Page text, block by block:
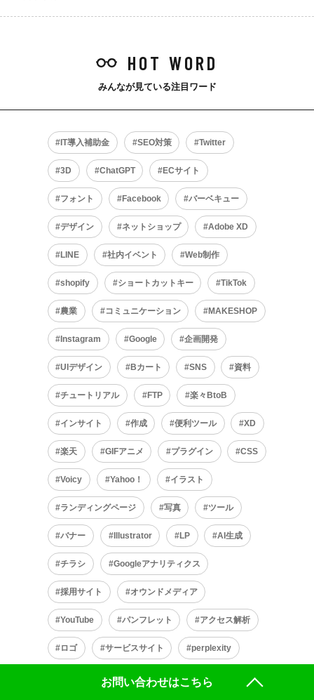
お問い合わせはこちら
HOT WORD
みんなが見ている注目ワード
IT導入補助金 SEO対策 Twitter
3D ChatGPT ECサイト
フォント Facebook バーベキュー
デザイン ネットショップ Adobe XD
LINE 社内イベント Web制作
shopify ショートカットキー TikTok
農業 コミュニケーション MAKESHOP
Instagram Google 企画開発
UIデザイン Bカート SNS 資料
チュートリアル FTP 楽々BtoB
インサイト 作成 便利ツール XD
楽天 GIFアニメ プラグイン CSS
Voicy Yahoo！ イラスト
ランディングページ 写真 ツール
バナー Illustrator LP AI生成
チラシ Googleアナリティクス
採用サイト オウンドメディア
YouTube パンフレット アクセス解析
ロゴ サービスサイト perplexity
サイト分析 実績紹介